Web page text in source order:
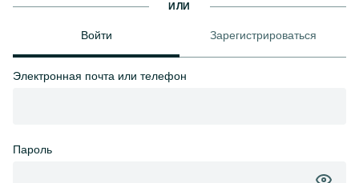
ИЛИ
Войти Зарегистрироваться
Электронная почта или телефон
Пароль